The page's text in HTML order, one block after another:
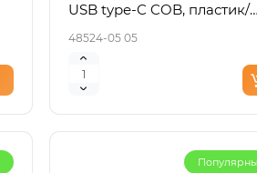
USB type-C COB, пластик/
алюминий 48524
48524-05 05